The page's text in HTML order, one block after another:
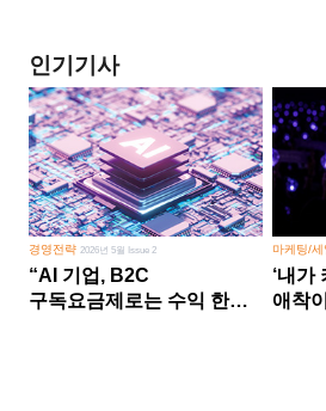
인기기사
경영전략2026년 5월 Issue 2
“AI 기업, B2C
구독요금제로는 수익 한계
마케팅/세
‘내가
애착